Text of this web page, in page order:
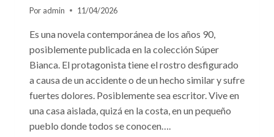
Por admin 11/04/2026
Es una novela contemporánea de los años 90,
posiblemente publicada en la colección Súper
Bianca. El protagonista tiene el rostro desfigurado
a causa de un accidente o de un hecho similar y sufre
fuertes dolores. Posiblemente sea escritor. Vive en
una casa aislada, quizá en la costa, en un pequeño
pueblo donde todos se conocen….